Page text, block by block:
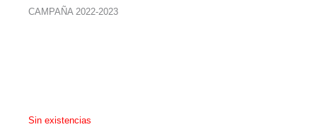
CAMPAÑA 2022-2023
Sin existencias